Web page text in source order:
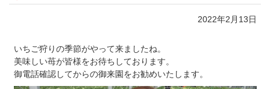
2022年2月13日
いちご狩りの季節がやって来ましたね。
美味しい苺が皆様をお待ちしております。
御電話確認してからの御来園をお勧めいたします。